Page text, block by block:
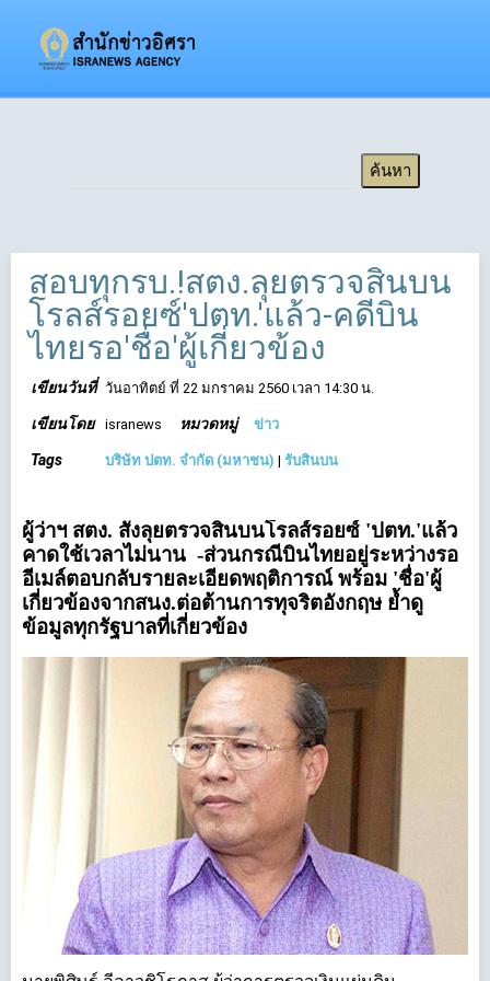
สอบทุกรบ.!สตง.ลุยตรวจสินบน
โรลส์รอยซ์'ปตท.'แล้ว-คดีบิน
ไทยรอ'ชื่อ'ผู้เกี่ยวข้อง
เขียนวันที่ วันอาทิตย์ ที่ 22 มกราคม 2560 เวลา 14:30 น.
เขียนโดย isranews หมวดหมู่ ข่าว
Tags บริษัท ปตท. จำกัด (มหาชน) | รับสินบน
ผู้ว่าฯ สตง. สั่งลุยตรวจสินบนโรลส์รอยซ์ 'ปตท.'แล้ว
คาดใช้เวลาไม่นาน -ส่วนกรณีบินไทยอยู่ระหว่างรอ
อีเมล์ตอบกลับรายละเอียดพฤติการณ์ พร้อม 'ชื่อ'ผู้
เกี่ยวข้องจากสนง.ต่อต้านการทุจริตอังกฤษ ย้ำดู
ข้อมูลทุกรัฐบาลที่เกี่ยวข้อง